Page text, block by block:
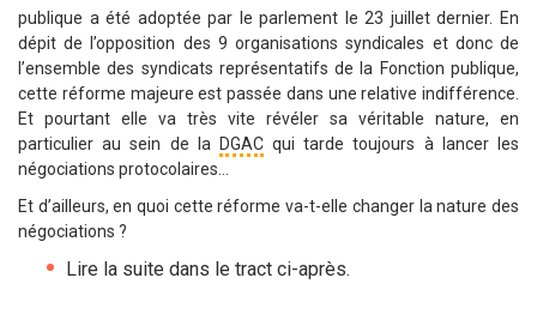
publique a été adoptée par le parlement le 23 juillet dernier. En
dépit de l’opposition des 9 organisations syndicales et donc de
l’ensemble des syndicats représentatifs de la Fonction publique,
cette réforme majeure est passée dans une relative indifférence.
Et pourtant elle va très vite révéler sa véritable nature, en
particulier au sein de la
DGACqui tarde toujours à lancer les
négociations protocolaires…
Et d’ailleurs, en quoi cette réforme va-t-elle changer la nature des
négociations ?
Lire la suite dans le tract ci-après.